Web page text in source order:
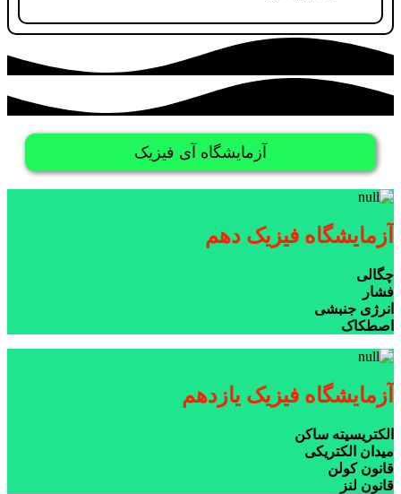
آزمایشگاه آی فیزیک
آزمایشگاه فیزیک دهم
چگالی
فشار
انرژی جنبشی
اصطکاک
آزمایشگاه فیزیک یازدهم
الکتریسیته ساکن
میدان الکتریکی
قانون کولن
قانون لنز